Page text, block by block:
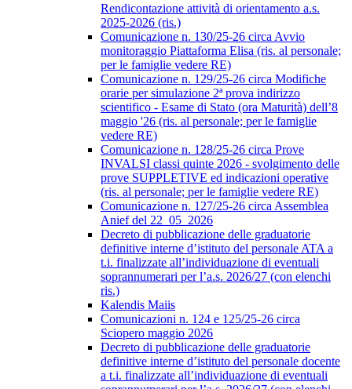
Rendicontazione attività di orientamento a.s.
2025-2026 (ris.)
Comunicazione n. 130/25-26 circa Avvio
monitoraggio Piattaforma Elisa (ris. al personale;
per le famiglie vedere RE)
Comunicazione n. 129/25-26 circa Modifiche
orarie per simulazione 2ª prova indirizzo
scientifico - Esame di Stato (ora Maturità) dell’8
maggio '26 (ris. al personale; per le famiglie
vedere RE)
Comunicazione n. 128/25-26 circa Prove
INVALSI classi quinte 2026 - svolgimento delle
prove SUPPLETIVE ed indicazioni operative
(ris. al personale; per le famiglie vedere RE)
Comunicazione n. 127/25-26 circa Assemblea
Anief del 22_05_2026
Decreto di pubblicazione delle graduatorie
definitive interne d’istituto del personale ATA a
t.i. finalizzate all’individuazione di eventuali
soprannumerari per l’a.s. 2026/27 (con elenchi
ris.)
Kalendis Maiis
Comunicazioni n. 124 e 125/25-26 circa
Sciopero maggio 2026
Decreto di pubblicazione delle graduatorie
definitive interne d’istituto del personale docente
a t.i. finalizzate all’individuazione di eventuali